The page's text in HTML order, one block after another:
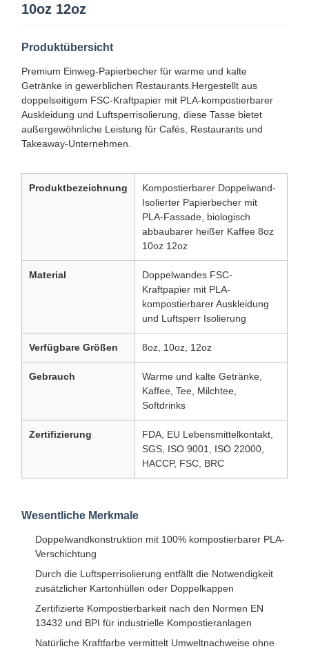
10oz 12oz
Produktübersicht
Premium Einweg-Papierbecher für warme und kalte
Getränke in gewerblichen Restaurants.Hergestellt aus
doppelseitigem FSC-Kraftpapier mit PLA-kompostierbarer
Auskleidung und Luftsperrisolierung, diese Tasse bietet
außergewöhnliche Leistung für Cafés, Restaurants und
Takeaway-Unternehmen.
Produktbezeichnung
Kompostierbarer Doppelwand-
Isolierter Papierbecher mit
PLA-Fassade, biologisch
abbaubarer heißer Kaffee 8oz
10oz 12oz
Material
Doppelwandes FSC-
Kraftpapier mit PLA-
kompostierbarer Auskleidung
und Luftsperr Isolierung
Verfügbare Größen 8oz, 10oz, 12oz
Gebrauch
Warme und kalte Getränke,
Kaffee, Tee, Milchtee,
Softdrinks
Zertifizierung
FDA, EU Lebensmittelkontakt,
SGS, ISO 9001, ISO 22000,
HACCP, FSC, BRC
Wesentliche Merkmale
Doppelwandkonstruktion mit 100% kompostierbarer PLA-
Verschichtung
Durch die Luftsperrisolierung entfällt die Notwendigkeit
zusätzlicher Kartonhüllen oder Doppelkappen
Zertifizierte Kompostierbarkeit nach den Normen EN
13432 und BPI für industrielle Kompostieranlagen
Natürliche Kraftfarbe vermittelt Umweltnachweise ohne